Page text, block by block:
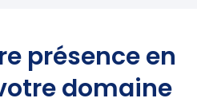
présence en
domaine